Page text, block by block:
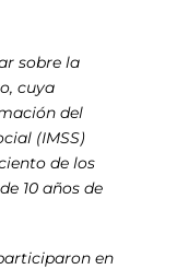
sobre la
cuya
del
(IMSS)
de los
10 años de
en